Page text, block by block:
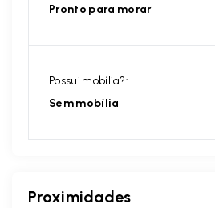
Pronto para morar
Possui mobília?:
Sem mobília
Proximidades